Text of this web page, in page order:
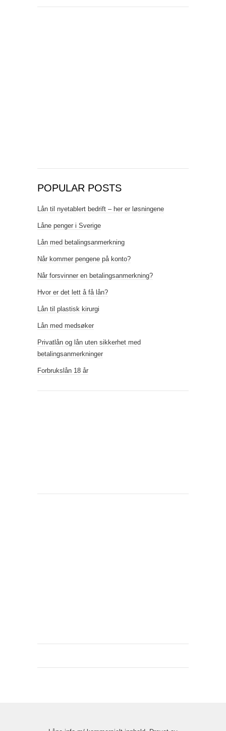
POPULAR POSTS
Lån til nyetablert bedrift – her er løsningene
Låne penger i Sverige
Lån med betalingsanmerkning
Når kommer pengene på konto?
Når forsvinner en betalingsanmerkning?
Hvor er det lett å få lån?
Lån til plastisk kirurgi
Lån med medsøker
Privatlån og lån uten sikkerhet med
betalingsanmerkninger
Forbrukslån 18 år